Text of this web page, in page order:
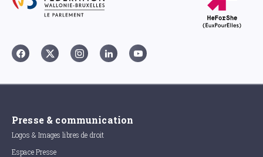
Presse & communication
Logos & Images libres de droit
Espace Presse